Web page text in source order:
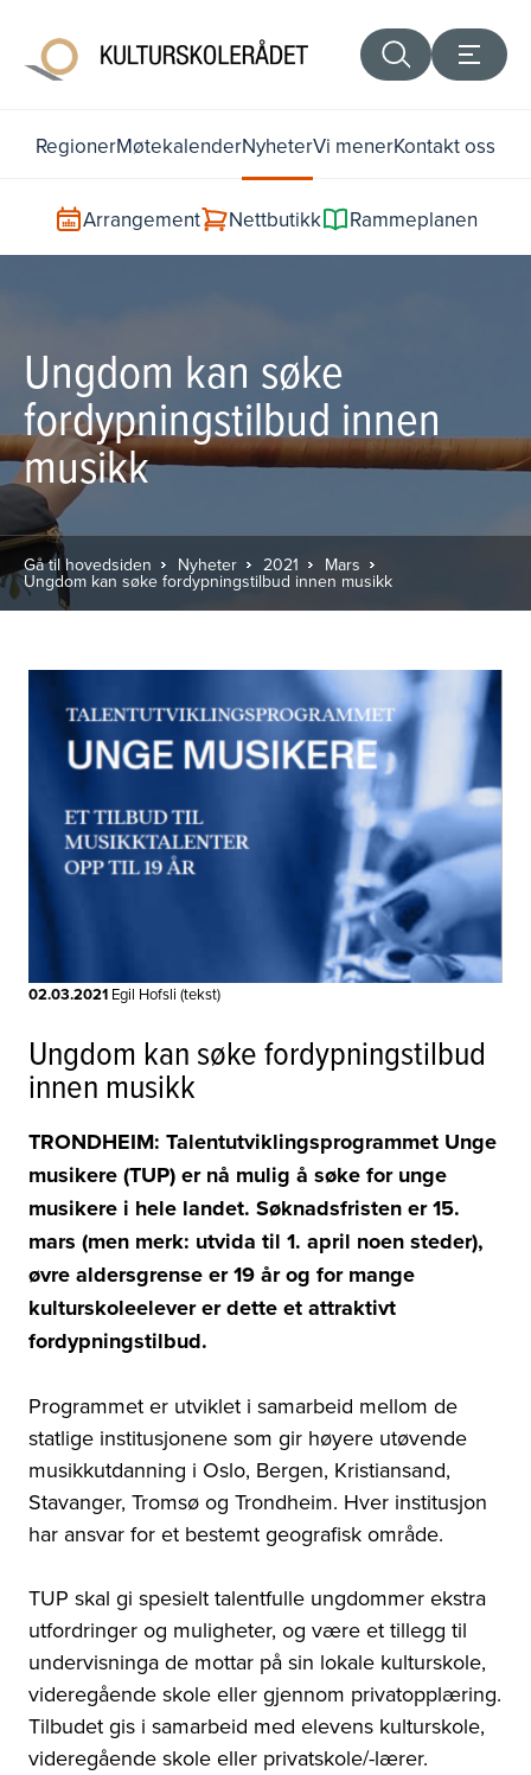
RegionerMøtekalenderNyheterVi menerKontakt oss
Arrangement Nettbutikk Rammeplanen
Ungdom kan søke
fordypningstilbud innen
musikk
Gå til hovedsiden Nyheter 2021 Mars
Ungdom kan søke fordypningstilbud innen musikk
02.03.2021 Egil Hofsli (tekst)
Ungdom kan søke fordypningstilbud
innen musikk
TRONDHEIM: Talentutviklingsprogrammet Unge
musikere (TUP) er nå mulig å søke for unge
musikere i hele landet. Søknadsfristen er 15.
mars (men merk: utvida til 1. april noen steder),
øvre aldersgrense er 19 år og for mange
kulturskoleelever er dette et attraktivt
fordypningstilbud.
Programmet er utviklet i samarbeid mellom de
statlige institusjonene som gir høyere utøvende
musikkutdanning i Oslo, Bergen, Kristiansand,
Stavanger, Tromsø og Trondheim. Hver institusjon
har ansvar for et bestemt geografisk område.
TUP skal gi spesielt talentfulle ungdommer ekstra
utfordringer og muligheter, og være et tillegg til
undervisninga de mottar på sin lokale kulturskole,
videregående skole eller gjennom privatopplæring.
Tilbudet gis i samarbeid med elevens kulturskole,
videregående skole eller privatskole/-lærer.